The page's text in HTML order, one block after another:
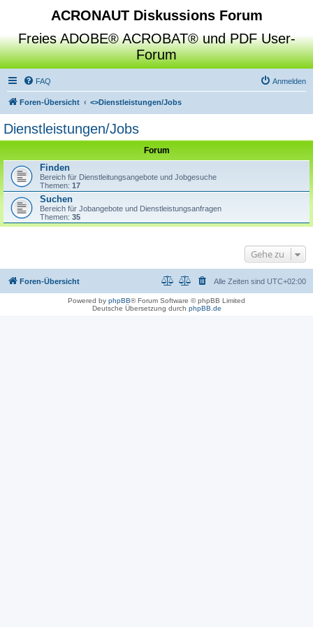
ACRONAUT Diskussions Forum
Freies ADOBE® ACROBAT® und PDF User-
Forum
FAQ Anmelden
Foren-Übersicht <>Dienstleistungen/Jobs
Dienstleistungen/Jobs
Forum
Finden
Bereich für Dienstleitungsangebote und Jobgesuche
Themen: 17
Suchen
Bereich für Jobangebote und Dienstleistungsanfragen
Themen: 35
Gehe zu
Foren-Übersicht Alle Zeiten sind UTC+02:00
Powered by phpBB® Forum Software © phpBB Limited
Deutsche Übersetzung durch phpBB.de